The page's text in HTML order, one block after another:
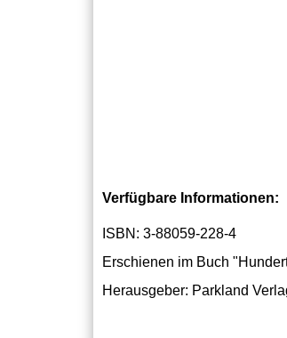
Verfügbare Informationen:
ISBN: 3-88059-228-4
Erschienen im Buch
Herausgeber: Parkland